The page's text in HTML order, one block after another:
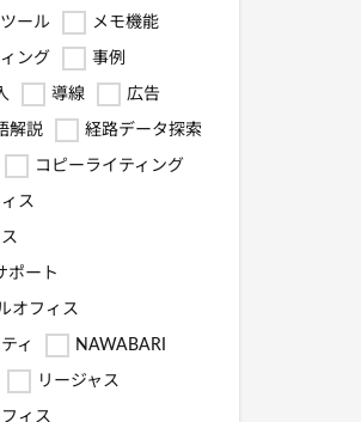
ール メモ機能
ング 事例
導線 広告
解説 経路データ探索
コピーライティング
ス
ポート
オフィス
ィ NAWABARI
リージャス
ィス